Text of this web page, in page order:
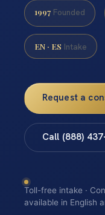
1997 Founded
EN · ES Intake
Request a
Call (888)
Toll-free intake ·
available in English